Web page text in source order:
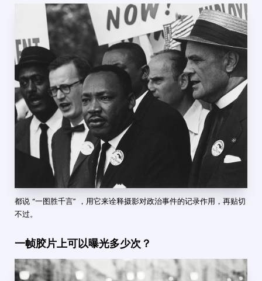
都说 “一图胜千言” ，用它来诠释摄影对政治事件的记录作用，再贴切
不过。
一帧胶片上可以曝光多少次？